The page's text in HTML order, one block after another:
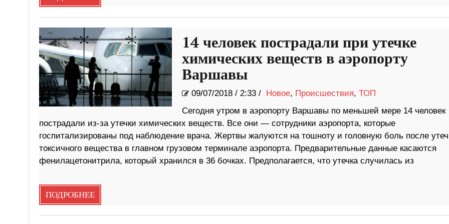
14 человек пострадали при утечке
химических веществ в аэропорту
Варшавы
09/07/2018/ 2:33 / Новое, Происшествия, ТОП
Сегодня утром в аэропорту Варшавы по меньшей мере 14 человек
пострадали из-за утечки химических веществ. Все они — сотрудники аэропорта, которые
госпитализированы под наблюдение врача. Жертвы жалуются на тошноту и головную боль после
токсичного вещества в главном грузовом терминале аэропорта. Предварительные данные касаются
фенилацетонитрила, который хранился в 36 бочках. Предполагается, что утечка случилась из
ПОДРОБНЕЕ